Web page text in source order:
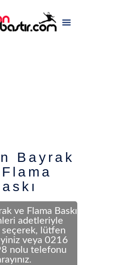
Bayrak
ve Flama Baskı
adetleriyle
seçerek, lütfen
veya 0216
nolu telefonu